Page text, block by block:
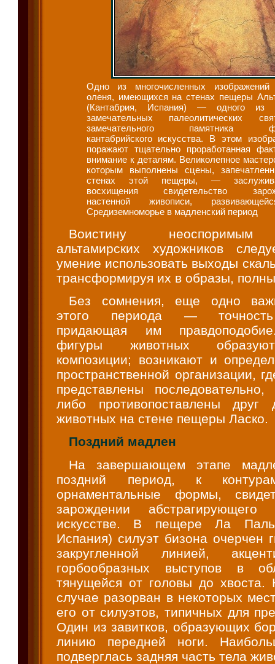
Одно из многочисленных изображений
оленя, имеющихся на стенах пещеры
(Кантабрия, Испания) — одного из
замечательных палеолитических
замечательного памятника
кантабрийского искусства. В этом
поражают тщательно проработанная
внимание к деталям. Великолепное
которым выполнены сцены,
стенах этой пещеры, —
восхищения свидетельство
настенной живописи,
Средиземноморье в мадленский период
Воистину неоспоримым
альтамирских художников
умение использовать выходы
трансформируя их в образы,
Без сомнения, еще одно
этого периода — точность
придающая им
фигуры животных
композиции; возникают и
пространственной организации,
представлены
либо противопоставлены друг
животных на стене пещеры Ласко.
Поздний мадлен
На завершающем этапе
поздний период, к
орнаментальные формы,
зарождении
искусстве. В пещере Ла
Испания) силуэт бизона очерчен
закругленной линией,
горбообразных выступов в
тянущейся от головы до хвоста.
случае разорван в некоторых
его от силуэтов, типичных для
Один из завитков, образующих
линию передней ноги.
подверглась задняя часть тела